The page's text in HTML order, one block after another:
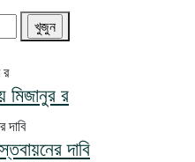
মিজানুর র
দাবি